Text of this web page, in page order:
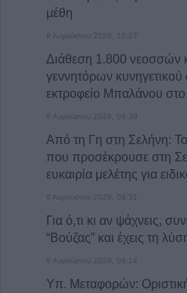
μέθη
9 Αυγούστου 2026, 10:27
Διάθεση 1.800 νεοσσών
γεννητόρων
εκτροφείο Μπαλάνου
9 Αυγούστου 2026, 09:38
Από τη Γη στη Σελήνη:
που προσέκρουσε στη
ευκαιρία μελέτης για
9 Αυγούστου 2026, 09:31
Για ό,τι κι αν ψάχνεις,
“Βούζας” και έχεις τη
9 Αυγούστου 2026, 09:14
Υπ. Μεταφορών: